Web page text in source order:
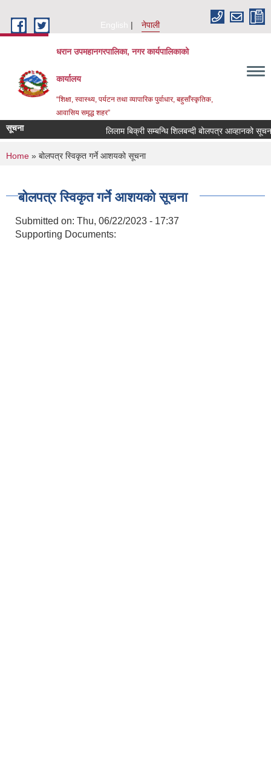
English
नेपाली
धरान उपमहानगरपालिका, नगर कार्यपालिकाको
कार्यालय
“शिक्षा, स्वास्थ्य, पर्यटन तथा व्यापारिक पुर्वाधार, बहुसाँस्कृतिक,
आवासिय समृद्ध शहर”
सूचना लिलाम बिक्री सम्बन्धि शिलबन्दी बोलपत्र आव्हानको
You are here
Home » बोलपत्र स्विकृत गर्ने आशयको सूचना
बोलपत्र स्विकृत गर्ने आशयको सूचना
Submitted on: Thu, 06/22/2023 - 17:37
Supporting Documents: